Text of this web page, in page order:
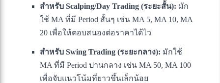
สำหรับ Scalping/Day Trading (ระยะสั้น): มัก
ใช้ MA ที่มี Period สั้นๆ เช่น MA 5, MA 10, MA
20 เพื่อให้ตอบสนองต่อราคาได้ไว
สำหรับ Swing Trading (ระยะกลาง): มักใช้
MA ที่มี Period ปานกลาง เช่น MA 50, MA 100
เพื่อจับแนวโน้มที่ยาวขึ้นเล็กน้อย